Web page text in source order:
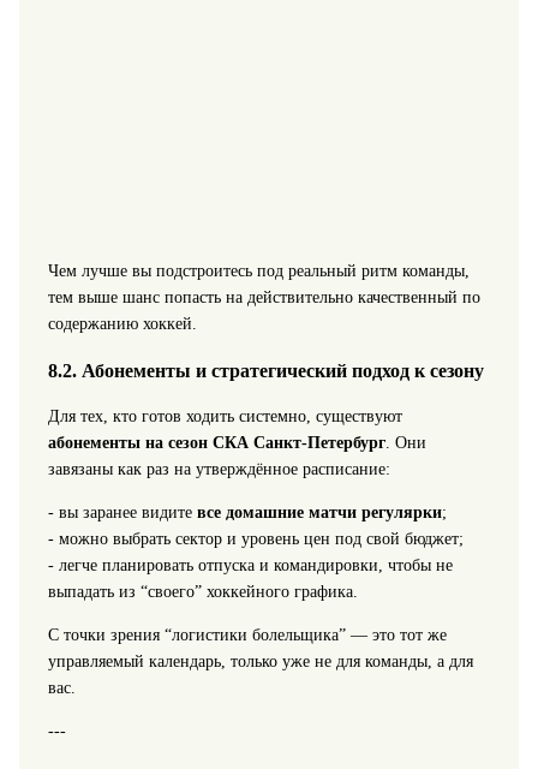
Чем лучше вы подстроитесь под реальный ритм команды,
тем выше шанс попасть на действительно качественный по
содержанию хоккей.
8.2. Абонементы и стратегический подход к сезону
Для тех, кто готов ходить системно, существуют
абонементы на сезон СКА Санкт‑Петербург. Они
завязаны как раз на утверждённое расписание:
- вы заранее видите все домашние матчи регулярки;
- можно выбрать сектор и уровень цен под свой бюджет;
- легче планировать отпуска и командировки, чтобы не
выпадать из “своего” хоккейного графика.
С точки зрения “логистики болельщика” — это тот же
управляемый календарь, только уже не для команды, а для
вас.
---